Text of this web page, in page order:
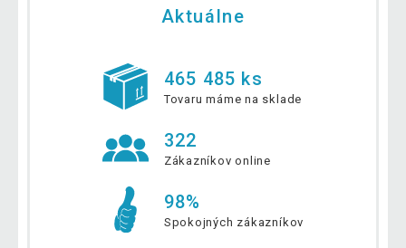
Aktuálne
465 485 ks
Tovaru máme na sklade
322
Zákazníkov online
98%
Spokojných zákazníkov